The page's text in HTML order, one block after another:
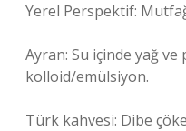
Yerel Perspektif:
Ayran: Su içinde yağ ve
kolloid/emülsiyon.
Türk kahvesi: Dibe